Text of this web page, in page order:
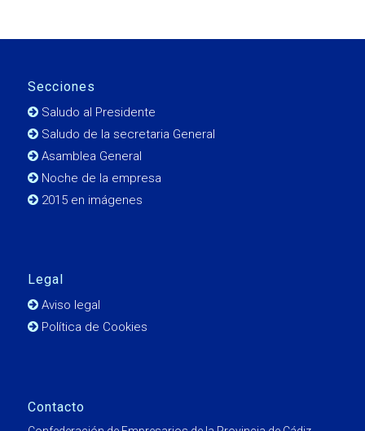
Secciones
Saludo al Presidente
Saludo de la secretaria General
Asamblea General
Noche de la empresa
2015 en imágenes
Legal
Aviso legal
Política de Cookies
Contacto